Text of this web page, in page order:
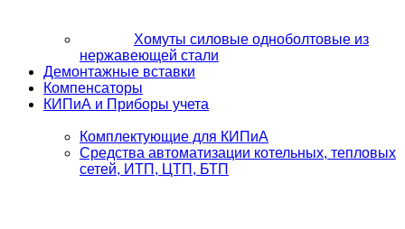
Хомуты силовые одноболтовые из
нержавеющей стали
Демонтажные вставки
Компенсаторы
КИПиА и Приборы учета
Комплектующие для КИПиА
Средства автоматизации котельных, тепловых
сетей, ИТП, ЦТП, БТП